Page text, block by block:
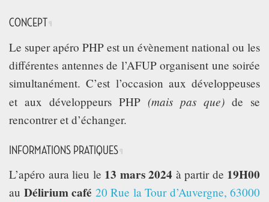
GROUPS
BLOG
TECH TIME
ASSOCIATION
CONCEPT ¶
Le super apéro PHP est un évènement national ou les
différentes antennes de l’AFUP organisent une soirée
simultanément. C’est l’occasion aux développeuses
et aux développeurs PHP (mais pas que) de se
rencontrer et d’échanger.
INFORMATIONS PRATIQUES¶
L’apéro aura lieu le 13 mars 2024 à partir de 19H00
au Délirium café 20 Rue la Tour d’Auvergne, 63000